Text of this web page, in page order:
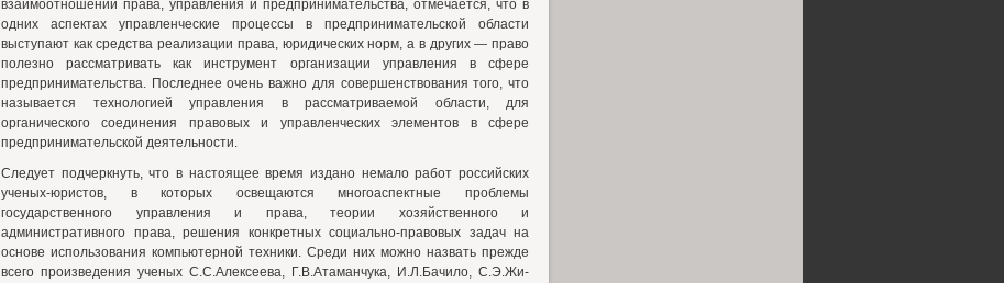
взаимоотношений права, управления и предпринимательства, отмечается, что в
одних аспектах управленческие процессы в предпринимательской области
выступают как средства реализации права, юридических норм, а в других — право
полезно рассматривать как инструмент организации управления в сфере
предпринимательства. Последнее очень важно для совершенствования того, что
называется технологией управления в рассматриваемой области, для
органического соединения правовых и управленческих элементов в сфере
предпринимательской деятельности.
Следует подчеркнуть, что в настоящее время издано немало работ российских
ученых-юристов, в которых освещаются многоаспектные проблемы
государственного управления и права, теории хозяйственного и
административного права, решения конкретных социально-правовых задач на
основе использования компьютерной техники. Среди них можно назвать прежде
всего произведения ученых С.С.Алексеева, Г.В.Атаманчука, И.Л.Бачило, С.Э.Жи-